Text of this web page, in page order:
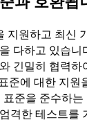
지원하고 최신
다하고 있습니
긴밀히 협력하
준에 대한 지원
준을 준수하는
격한 테스트를